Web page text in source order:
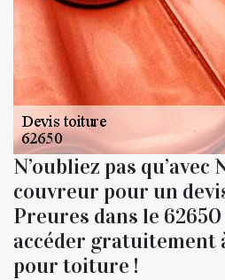
N’oubliez pas
couvreur pour un
Preures dans le
accéder gratuitement
pour toiture !